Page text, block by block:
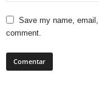
Save my name,
comment.